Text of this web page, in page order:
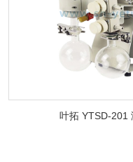
叶拓 YTSD-201